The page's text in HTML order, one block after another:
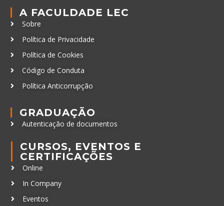
A FACULDADE LEC
Sobre
Política de Privacidade
Política de Cookies
Código de Conduta
Política Anticorrupção
GRADUAÇÃO
Autenticação de documentos
CURSOS, EVENTOS E
CERTIFICAÇÕES
Online
In Company
Eventos